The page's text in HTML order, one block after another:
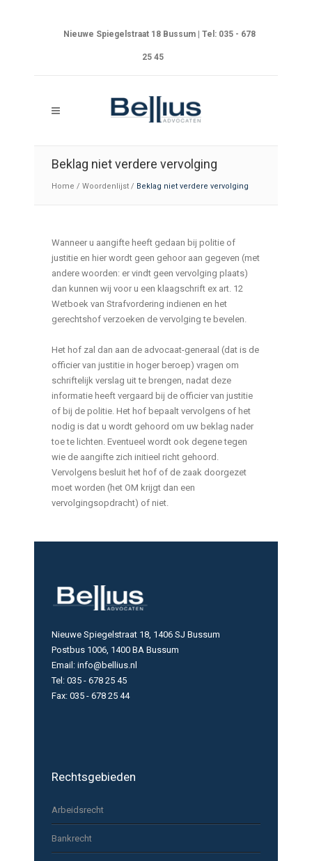
Nieuwe Spiegelstraat 18 Bussum | Tel: 035 - 678
25 45
Beklag niet verdere vervolging
Home / Woordenlijst / Beklag niet verdere vervolging
Wanneer u aangifte heeft gedaan bij politie of
justitie en hier wordt geen gehoor aan gegeven (met
andere woorden: er vindt geen vervolging plaats)
dan kunnen wij voor u een klaagschrift ex art. 12
Wetboek van Strafvordering indienen en het
gerechtshof verzoeken de vervolging te bevelen.
Het hof zal dan aan de advocaat-generaal (dat is de
officier van justitie in hoger beroep) vragen om
schriftelijk verslag uit te brengen, nadat deze
informatie heeft vergaard bij de officier van justitie
of bij de politie. Het hof bepaalt vervolgens of het
nodig is dat u wordt gehoord om uw beklag nader
toe te lichten. Eventueel wordt ook degene tegen
wie de aangifte zich initieel richt gehoord.
Vervolgens besluit het hof of de zaak doorgezet
moet worden (het OM krijgt dan een
vervolgingsopdracht) of niet.
Nieuwe Spiegelstraat 18, 1406 SJ Bussum
Postbus 1006, 1400 BA Bussum
Email: info@bellius.nl
Tel: 035 - 678 25 45
Fax: 035 - 678 25 44
Rechtsgebieden
Arbeidsrecht
Bankrecht